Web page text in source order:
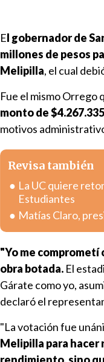
El gobernador de
millones de pesos
Melipilla, el cual
Fue el mismo Orrego
monto de
motivos
Revisa también
La UC quiere
Estudiantes
Matías Claro,
"Yo me comprometí
obra botada. El
Gárate como yo,
declaró el
"La votación fue
Melipilla para hacer